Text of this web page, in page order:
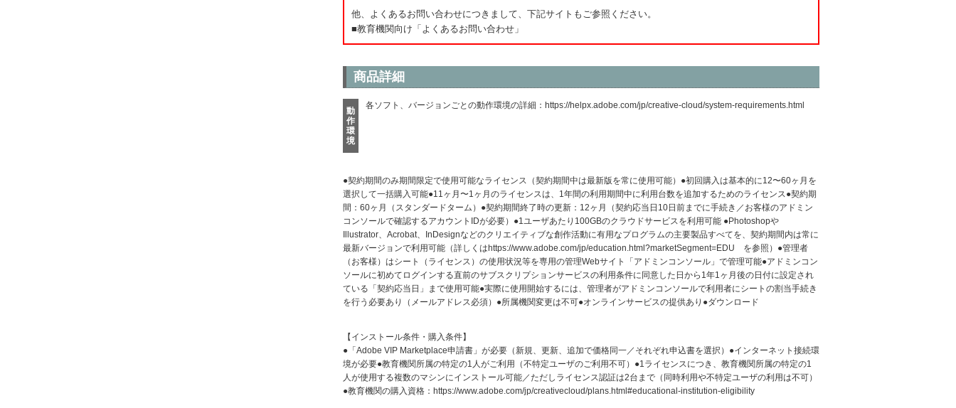
他、よくあるお問い合わせにつきまして、下記サイトもご参照ください。
■教育機関向け「よくあるお問い合わせ」
商品詳細
動
作
環
境
各ソフト、バージョンごとの動作環境の詳細： https://helpx.adobe.com/jp/creative-cloud/system-requirements.html
●契約期間のみ期間限定で使用可能なライセンス（契約期間中は最新版を常に使用可能）●初回購入は基本的に12〜60ヶ月を
選択して一括購入可能●11ヶ月〜1ヶ月のライセンスは、1年間の利用期間中に利用台数を追加するためのライセンス●契約期
間：60ヶ月（スタンダードターム）●契約期間終了時の更新：12ヶ月（契約応当日10日前までに手続き／お客様のアドミン
コンソールで確認するアカウントIDが必要）●1ユーザあたり100GBのクラウドサービスを利用可能 ●Photoshopや
Illustrator、Acrobat、InDesignなどのクリエイティブな創作活動に有用なプログラムの主要製品すべてを、契約期間内は常に
最新バージョンで利用可能（詳しくはhttps://www.adobe.com/jp/education.html?marketSegment=EDU を参照）●管理者
（お客様）はシート（ライセンス）の使用状況等を専用の管理Webサイト「アドミンコンソール」で管理可能●アドミンコン
ソールに初めてログインする直前のサブスクリプションサービスの利用条件に同意した日から1年1ヶ月後の日付に設定され
ている「契約応当日」まで使用可能●実際に使用開始するには、管理者がアドミンコンソールで利用者にシートの割当手続き
を行う必要あり（メールアドレス必須）●所属機関変更は不可●オンラインサービスの提供あり●ダウンロード
【インストール条件・購入条件】
●「Adobe VIP Marketplace申請書」が必要（新規、更新、追加で価格同一／それぞれ申込書を選択）●インターネット接続環
境が必要●教育機関所属の特定の1人がご利用（不特定ユーザのご利用不可）●1ライセンスにつき、教育機関所属の特定の1
人が使用する複数のマシンにインストール可能／ただしライセンス認証は2台まで（同時利用や不特定ユーザの利用は不可）
●教育機関の購入資格：https://www.adobe.com/jp/creativecloud/plans.html#educational-institution-eligibility